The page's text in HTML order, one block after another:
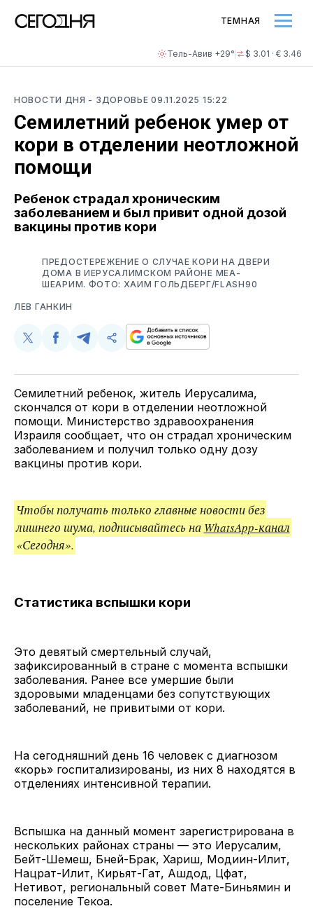
Тель-Авив +29° $ 3.01 · € 3.46
ТЕМНАЯ
НОВОСТИ ДНЯ - ЗДОРОВЬЕ09.11.2025 15:22
Семилетний ребенок умер от
кори в отделении неотложной
помощи
Ребенок страдал хроническим
заболеванием и был привит одной дозой
вакцины против кори
ПРЕДОСТЕРЕЖЕНИЕ О СЛУЧАЕ КОРИ НА ДВЕРИ
ДОМА В ИЕРУСАЛИМСКОМ РАЙОНЕ МЕА-
ШЕАРИМ. ФОТО: ХАИМ ГОЛЬДБЕРГ/FLASH90
ЛЕВ ГАНКИН
Поделиться
Twitter
Поделиться
Facebook
Поделиться
Telegram
Скопируйте
поделитесь
Семилетний ребенок, житель Иерусалима,
скончался от кори в отделении неотложной
помощи. Министерство здравоохранения
Израиля сообщает, что он страдал хроническим
заболеванием и получил только одну дозу
вакцины против кори.
Чтобы получать только главные новости без
лишнего шума, подписывайтесь на WhatsApp-канал
«Сегодня».
Статистика вспышки кори
Это девятый смертельный случай,
зафиксированный в стране с момента вспышки
заболевания. Ранее все умершие были
здоровыми младенцами без сопутствующих
заболеваний, не привитыми от кори.
На сегодняшний день 16 человек с диагнозом
«корь» госпитализированы, из них 8 находятся в
отделениях интенсивной терапии.
Вспышка на данный момент зарегистрирована в
нескольких районах страны — это Иерусалим,
Бейт-Шемеш, Бней-Брак, Хариш, Модиин-Илит,
Нацрат-Илит, Кирьят-Гат, Ашдод, Цфат,
Нетивот, региональный совет Мате-Биньямин и
поселение Текоа.